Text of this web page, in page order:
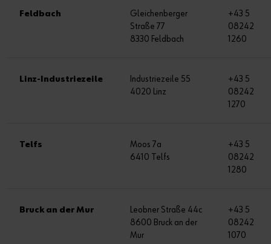
Feldbach
Gleichenberger
Straße 77
8330 Feldbach
+43 5
08242
1260
Linz-Industriezeile
Industriezeile 55
4020 Linz
+43 5
08242
1270
Telfs
Moos 7a
6410 Telfs
+43 5
08242
1280
Bruck an der Mur
Leobner Straße 44c
8600 Bruck an der
Mur
+43 5
08242
1070